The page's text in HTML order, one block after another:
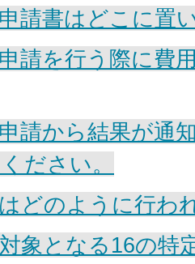
請書はどこに置
請を行う際に費
請から結果が通
ださい。
どのように行わ
象となる16の特